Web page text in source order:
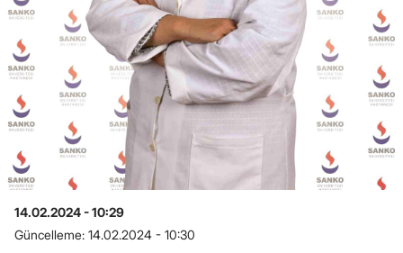
14.02.2024 - 10:29
Güncelleme: 14.02.2024 - 10:30